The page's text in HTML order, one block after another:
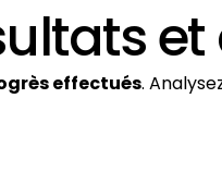
effectués.